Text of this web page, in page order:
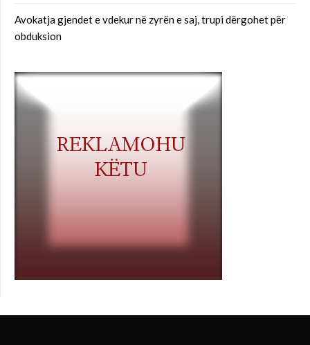
Avokatja gjendet e vdekur në zyrën e saj, trupi dërgohet për
obduksion